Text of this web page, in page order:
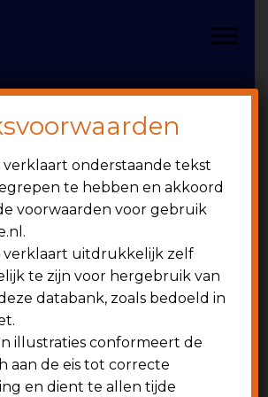
- heden
6 juni 1994
onderstaande tekst
te hebben en akkoord
voorwaarden voor gebruik
verklaart uitdrukkelijk zelf
te zijn voor hergebruik van
databank, zoals bedoeld in
illustraties conformeert de
aan de eis tot correcte
en dient te allen tijde